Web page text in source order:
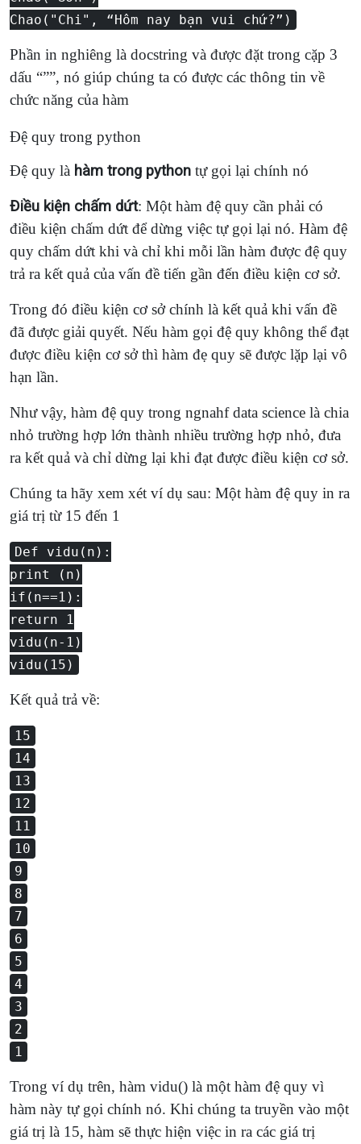
Chao("Chi", “Hôm nay bạn vui chứ?”)
Phần in nghiêng là docstring và được đặt trong cặp 3
dấu “””, nó giúp chúng ta có được các thông tin về
chức năng của hàm
Đệ quy trong python
Đệ quy là hàm trong python tự gọi lại chính nó
Điều kiện chấm dứt: Một hàm đệ quy cần phải có
điều kiện chấm dứt để dừng việc tự gọi lại nó. Hàm đệ
quy chấm dứt khi và chỉ khi mỗi lần hàm được đệ quy
trả ra kết quả của vấn đề tiến gần đến điều kiện cơ sở.
Trong đó điều kiện cơ sở chính là kết quả khi vấn đề
đã được giải quyết. Nếu hàm gọi đệ quy không thể đạt
được điều kiện cơ sở thì hàm đẹ quy sẽ được lặp lại vô
hạn lần.
Như vậy, hàm đệ quy trong ngnahf data science là chia
nhỏ trường hợp lớn thành nhiều trường hợp nhỏ, đưa
ra kết quả và chỉ dừng lại khi đạt được điều kiện cơ sở.
Chúng ta hãy xem xét ví dụ sau: Một hàm đệ quy in ra
giá trị từ 15 đến 1
Def vidu(n):
print (n)
if(n==1):
return 1
vidu(n-1)
vidu(15)
Kết quả trả về:
15
14
13
12
11
10
9
8
7
6
5
4
3
2
1
Trong ví dụ trên, hàm vidu() là một hàm đệ quy vì
hàm này tự gọi chính nó. Khi chúng ta truyền vào một
giá trị là 15, hàm sẽ thực hiện việc in ra các giá trị